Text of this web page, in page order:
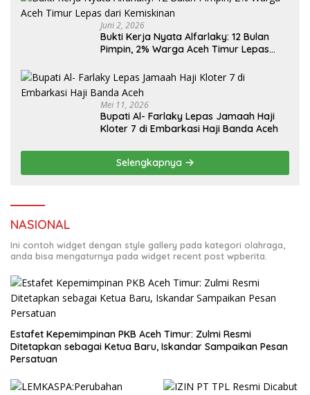
Juni 2, 2026
Bukti Kerja Nyata Alfarlaky: 12 Bulan
Pimpin, 2% Warga Aceh Timur Lepas
Mei 11, 2026
Bupati Al- Farlaky Lepas Jamaah Haji
Kloter 7 di Embarkasi Haji Banda Aceh
Selengkapnya
NASIONAL
Ini contoh widget dengan style gallery pada kategori olahraga,
anda bisa mengaturnya pada widget recent post wpberita.
Estafet Kepemimpinan PKB Aceh Timur: Zulmi Resmi
Ditetapkan sebagai Ketua Baru, Iskandar Sampaikan Pesan
Persatuan